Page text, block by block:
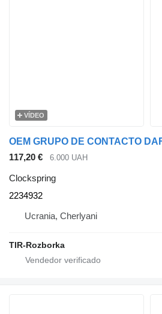
VÍDEO
117,20 € 6.000 UAH
Clockspring
2234932
Ucrania, Cherlyani
TIR-Rozborka